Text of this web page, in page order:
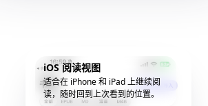
iOS 阅读视图
适合在 iPhone 和 iPad 上继续阅
读，随时回到上次看到的位置。